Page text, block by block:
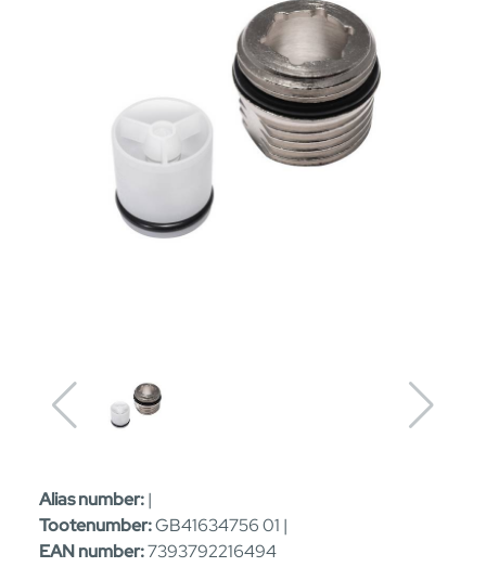
Alias number:|
Tootenumber:GB41634756 01 |
EAN number:7393792216494